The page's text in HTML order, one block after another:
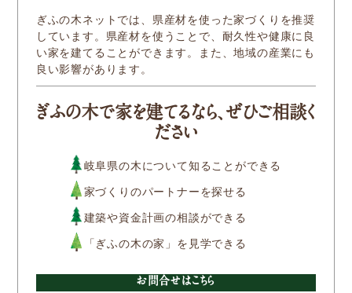
ぎふの木ネットでは、県産材を使った家づくりを推奨
しています。県産材を使うことで、耐久性や健康に良
い家を建てることができます。また、地域の産業にも
良い影響があります。
ぎふの木で家を建てるなら、ぜひご相談く
ださい
岐阜県の木について知ることができる
家づくりのパートナーを探せる
建築や資金計画の相談ができる
「ぎふの木の家」を見学できる
お問合せはこちら